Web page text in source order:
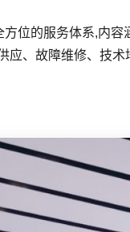
位的服务体系,内
应、故障维修、技